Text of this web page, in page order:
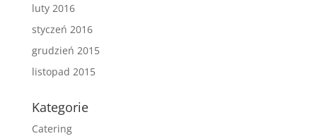
luty 2016
styczeń 2016
grudzień 2015
listopad 2015
Kategorie
Catering